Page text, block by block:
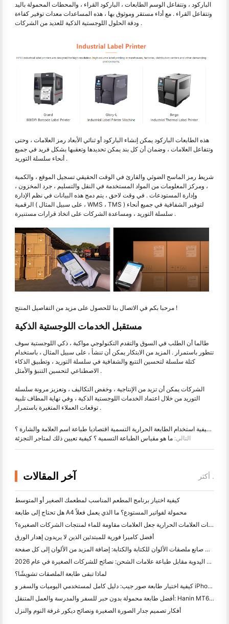
الباركود ، وتتفاعل الوسم الطابعات ، الباركود القراء ، والمحطات المحمولة باليد
وتتفاعل القراء . مع أداء مستقر وموثوق بها ، هذه المساعدات معدات توفير كفاءة
ودقة الحلول اللوجستية الذكية للعديد من الشركات .
هذه الطابعات الباركود يمكن إنشاء الباركود أو ثنائي الأبعاد رمز العلامات ، وحتى
وتتفاعل العلامات ، وضمان أن كل بند يمكن تحديدها وتعقبها بشكل فريد في جميع
أنحاء سلسلة التوريد .
شريط رمز الماسح الضوئي والقارئ في الوقت الحقيقي تسجيل الموقع ، والكمية
، ومركز المعلومات من المواد المستخدمة في النقل والتسليم ، جرد المخزون ،
وإدارة المستودعات . في وقت لاحق ، يتم دمج هذه البيانات في نظم الإدارة
الرقمية ( على سبيل المثال ، WMS ، TMS ) لتوفير الشفافية في جميع أنحاء
سلسلة التوريد ، ومساعدة الشركات على اتخاذ قرارات مستنيرة .
مرحبا بكم في الاتصال بنا للحصول على مزيد من التفاصيل المنتج !
مستقبل الخدمات اللوجستية الذكية
طالما أن الطلب في السوق والتقدم التكنولوجي مواكبة ، ذكي اللوجستية سوف
تتطور باستمرار . المزيد من الابتكار يمكن أن تنشأ ، على سبيل المثال ، باستخدام
كتلة سلسلة لتحسين التتبع والشفافية في سلسلة التوريد ، وتطبيق الذكاء
الاصطناعي لتحسين التنبؤ والأمثل .
الشركات يمكن أن تزيد من الإنتاجية ، وخفض التكاليف ، وتعزيز مرونة سلسلة
التوريد من خلال اعتماد الخدمات اللوجستية الذكية ، وفي نهاية المطاف تلبية
توقعات العملاء المتغيرة باستمرار .
آخر: كيفية استخدام الطابعة الحرارية التسمية اقتصاديا طباعة اسم العلامة والشارة ؟
التالي: ما هو مقياس الطباعة التسمية ؟ كيفية تعيين ذلك لمتاجر التجزئة
آخر المقالات أكثر .
كيفية اختيار برنامج المطعم المناسب لمطعمك الصغير أو المتوسط
هل تحتاج إلى طابعة A4 محمولة لفواتير المستودع؟ ما الذي يعمل فعلاً
هل يمكن لطابعات العلامات الحرارية جعل العلامات مقاومة للماء لمنتجات الشركات الصغيرة؟
أفضل كاميرا فورية للمبتدئين الذين لا يريدون إهدار الورق
أفضل صانع ملصقات الألوان للكتابة والكتابة: إضافة المزيد من الألوان إلى كل صفحة
الكتابة اليدوية مقابل طباعة علامات الشحن: نصائح للشركات الصغيرة في عام 2026
لماذا تبقى طابعة الملصقات تشويشًا؟
كيفية اختيار طابعة صور جيب: دليل كامل لمستخدمي اليوميات والسفر و iPhone
أفضل طابعة محمولة بدون حبر للسفر والمدرسة والعمل المتنقل: Hanin MT620 Pro Review
أفكار تصميم جدار الصورة الصغيرة ونصائح ديكور غرفة النوم والنزل